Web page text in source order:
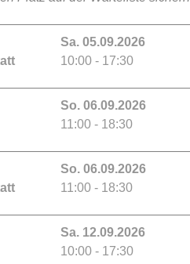
Sa. 05.09.2026
10:00 - 17:30
So. 06.09.2026
11:00 - 18:30
So. 06.09.2026
11:00 - 18:30
Sa. 12.09.2026
10:00 - 17:30